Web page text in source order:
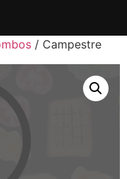
/ Campestre